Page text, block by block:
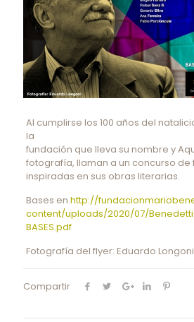
Al cumplirse los 100 años del
la
fundación que lleva su nombre y
fotografía, llaman a un concurso
inspiradas en sus obras literarias.
Bases en http://
content/uploads/2020/07/
BASES.pdf
Fotografía del flyer: Eduardo Longoni
Compartir